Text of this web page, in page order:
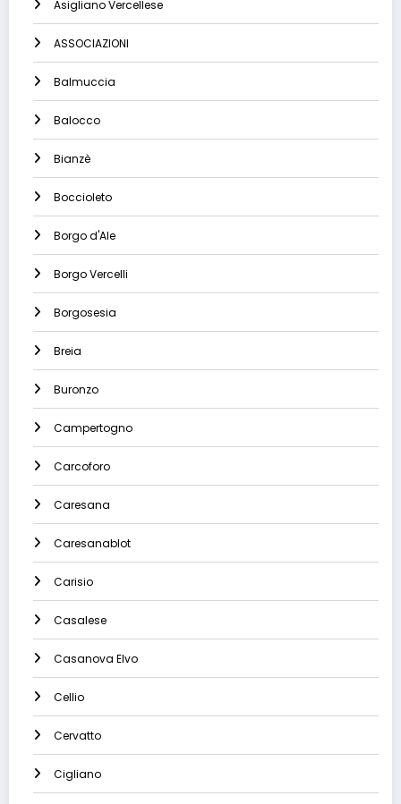
Asigliano Vercellese
ASSOCIAZIONI
Balmuccia
Balocco
Bianzè
Boccioleto
Borgo d'Ale
Borgo Vercelli
Borgosesia
Breia
Buronzo
Campertogno
Carcoforo
Caresana
Caresanablot
Carisio
Casalese
Casanova Elvo
Cellio
Cervatto
Cigliano